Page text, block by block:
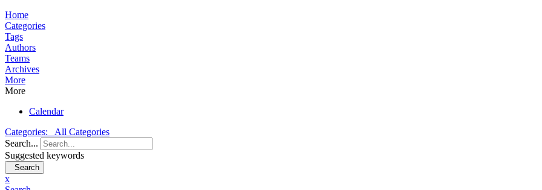
Home
Categories
Tags
Authors
Teams
Archives
More
More
Calendar
Categories:
All Categories
Search...
Suggested keywords
Search
x